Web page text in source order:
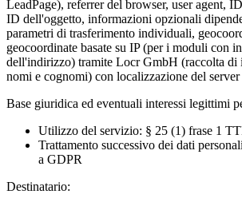
LeadPage), referrer del browser, user agent,
ID dell'oggetto, informazioni opzionali
parametri di trasferimento individuali,
geocoordinate basate su IP (per i moduli con
dell'indirizzo) tramite Locr GmbH (raccolta di
nomi e cognomi) con localizzazione del server
Base giuridica ed eventuali interessi legittimi
Utilizzo del servizio: § 25 (1) frase 1
Trattamento successivo dei dati
a GDPR
Destinatario: